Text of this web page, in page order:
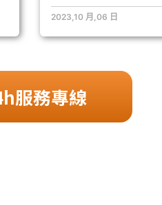
2023,10 月,06 日
服務專線